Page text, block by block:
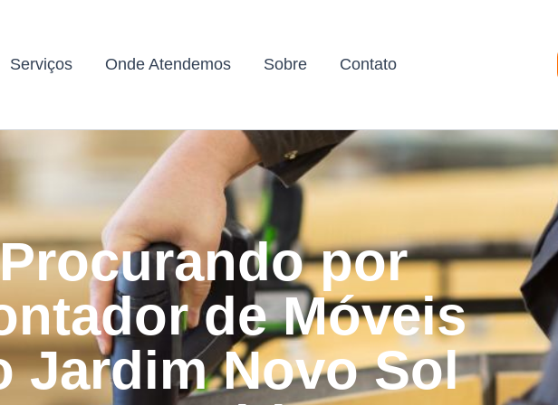
Serviços Onde Atendemos Sobre Contato
por
de Móveis
Jardim Novo Sol